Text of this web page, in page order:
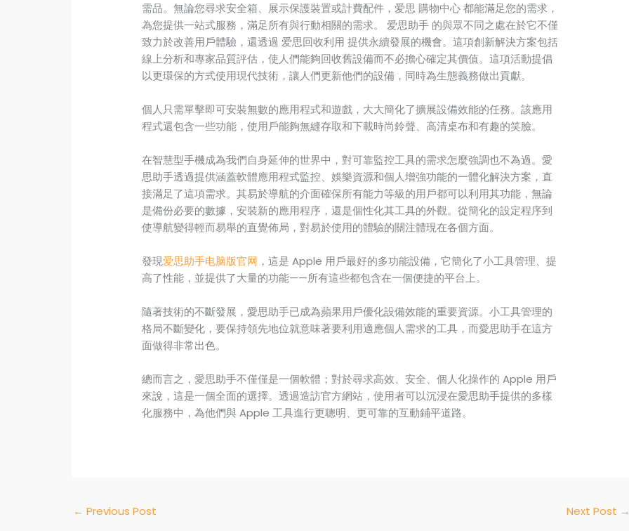
需品。無論您尋求安全箱、展示保護裝置或計費配件，爱思 購物中心 都能滿足您的需求，
為您提供一站式服務，滿足所有與行動相關的需求。 爱思助手 的與眾不同之處在於它不僅
致力於改善用戶體驗，還透過 爱思回收利用 提供永續發展的機會。這項創新解決方案包括
線上分析和專家品質評估，使人們能夠回收舊設備而不必擔心確定其價值。這項活動提倡
以更環保的方式使用現代技術，讓人們更新他們的設備，同時為生態義務做出貢獻。
個人只需單擊即可安裝無數的應用程式和遊戲，大大簡化了擴展設備效能的任務。該應用
程式還包含一些功能，使用戶能夠無縫存取和下載時尚鈴聲、高清桌布和有趣的笑臉。
在智慧型手機成為我們自身延伸的世界中，對可靠監控工具的需求怎麼強調也不為過。愛
思助手透過提供涵蓋軟體應用程式監控、娛樂資源和個人增強功能的一體化解決方案，直
接滿足了這項需求。其易於導航的介面確保所有能力等級的用戶都可以利用其功能，無論
是備份必要的數據，安裝新的應用程序，還是個性化其工具的外觀。從簡化的設定程序到
使導航變得輕而易舉的直覺佈局，對易於使用的體驗的關注體現在各個方面。
發現爱思助手电脑版官网 ，這是 Apple 用戶最好的多功能設備，它簡化了小工具管理、提
高了性能，並提供了大量的功能——所有這些都包含在一個便捷的平台上。
隨著技術的不斷發展，愛思助手已成為蘋果用戶優化設備效能的重要資源。小工具管理的
格局不斷變化，要保持領先地位就意味著要利用適應個人需求的工具，而愛思助手在這方
面做得非常出色。
總而言之，愛思助手不僅僅是一個軟體；對於尋求高效、安全、個人化操作的 Apple 用戶
來說，這是一個全面的選擇。透過造訪官方網站，使用者可以沉浸在愛思助手提供的多樣
化服務中，為他們與 Apple 工具進行更聰明、更可靠的互動鋪平道路。
← Previous Post Next Post →